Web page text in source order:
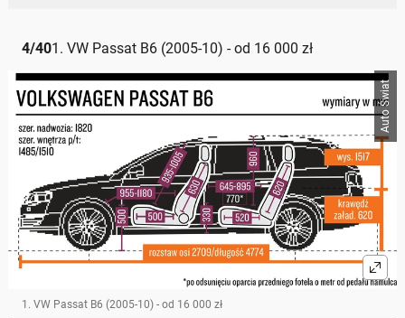
4/401. VW Passat B6 (2005-10) - od 16 000 zł
Auto Świat
1. VW Passat B6 (2005-10) - od 16 000 zł